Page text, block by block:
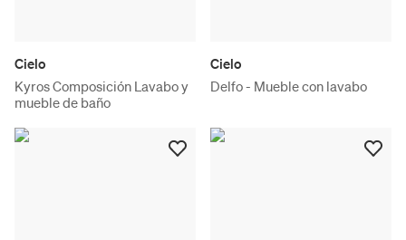
Cielo
Kyros Composición Lavabo y
mueble de baño
Cielo
Delfo - Mueble con lavabo